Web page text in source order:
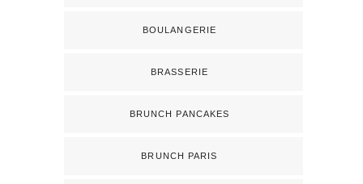
BOULANGERIE
BRASSERIE
BRUNCH PANCAKES
BRUNCH PARIS